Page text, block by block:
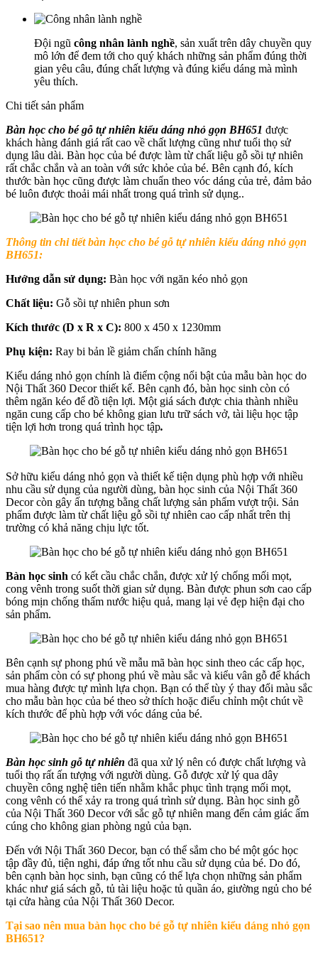
Đội ngũ công nhân lành nghề, sản xuất trên dây chuyền quy
mô lớn để đem tới cho quý khách những sản phẩm đúng thời
gian yêu câu, đúng chất lượng và đúng kiểu dáng mà mình
yêu thích.
Chi tiết sản phẩm
Bàn học cho bé gỗ tự nhiên kiểu dáng nhỏ gọn BH651 được
khách hàng đánh giá rất cao về chất lượng cũng như tuổi thọ sử
dụng lâu dài. Bàn học của bé được làm từ chất liệu gỗ sồi tự nhiên
rất chắc chắn và an toàn với sức khỏe của bé. Bên cạnh đó, kích
thước bàn học cũng được làm chuẩn theo vóc dáng của trẻ, đảm bảo
bé luôn được thoải mái nhất trong quá trình sử dụng..
Thông tin chi tiếtbàn học cho bé gỗ tự nhiên kiểu dáng nhỏ gọn
BH651:
Hướng dẫn sử dụng: Bàn học với ngăn kéo nhỏ gọn
Chất liệu: Gỗ sồi tự nhiên phun sơn
Kích thước (D x R x C): 800 x 450 x 1230mm
Phụ kiện: Ray bi bản lề giảm chấn chính hãng
Kiểu dáng nhỏ gọn chính là điểm cộng nổi bật của mẫu bàn học do
Nội Thất 360 Decor thiết kế. Bên cạnh đó, bàn học sinh còn có
thêm ngăn kéo để đồ tiện lợi. Một giá sách được chia thành nhiều
ngăn cung cấp cho bé không gian lưu trữ sách vở, tài liệu học tập
tiện lợi hơn trong quá trình học tập.
Sở hữu kiểu dáng nhỏ gọn và thiết kế tiện dụng phù hợp với nhiều
nhu cầu sử dụng của người dùng, bàn học sinh của Nội Thất 360
Decor còn gây ấn tượng bằng chất lượng sản phẩm vượt trội. Sản
phẩm được làm từ chất liệu gỗ sồi tự nhiên cao cấp nhất trên thị
trường có khả năng chịu lực tốt.
Bàn học sinh có kết cầu chắc chắn, được xử lý chống mối mọt,
cong vênh trong suốt thời gian sử dụng. Bàn được phun sơn cao cấp
bóng mịn chống thấm nước hiệu quả, mang lại vẻ đẹp hiện đại cho
sản phẩm.
Bên cạnh sự phong phú về mẫu mã bàn học sinh theo các cấp học,
sản phẩm còn có sự phong phú về màu sắc và kiểu vân gỗ để khách
mua hàng được tự mình lựa chọn. Bạn có thể tùy ý thay đổi màu sắc
cho mẫu bàn học của bé theo sở thích hoặc điểu chỉnh một chút về
kích thước để phù hợp với vóc dáng của bé.
Bàn học sinh gỗ tự nhiên đã qua xử lý nên có được chất lượng và
tuổi thọ rất ấn tượng với người dùng. Gỗ được xử lý qua dây
chuyền công nghệ tiên tiến nhằm khắc phục tình trạng mối mọt,
cong vênh có thể xảy ra trong quá trình sử dụng. Bàn học sinh gỗ
của Nội Thất 360 Decor với sắc gỗ tự nhiên mang đến cảm giác ấm
cúng cho không gian phòng ngủ của bạn.
Đến với Nội Thất 360 Decor, bạn có thể sắm cho bé một góc học
tập đầy đủ, tiện nghi, đáp ứng tốt nhu cầu sử dụng của bé. Do đó,
bên cạnh bàn học sinh, bạn cũng có thể lựa chọn những sản phẩm
khác như giá sách gỗ, tủ tài liệu hoặc tủ quần áo, giường ngủ cho bé
tại cửa hàng của Nội Thất 360 Decor.
Tại sao nên mua bàn học cho bé gỗ tự nhiên kiểu dáng nhỏ gọn
BH651?